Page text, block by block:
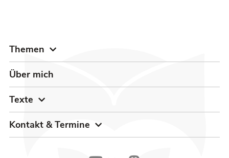
Themen
Über mich
Texte
Kontakt & Termine